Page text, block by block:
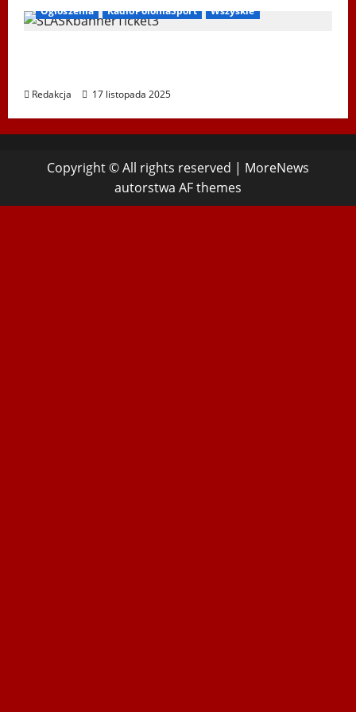
Ogłoszenia
RadioPoloniaSport Wszyskie
Redakcja 17 listopada 2025
Copyright © All rights reserved | MoreNews
autorstwa AF themes